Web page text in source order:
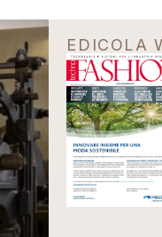
EDICOLA